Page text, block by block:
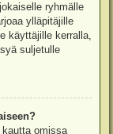
ryhmälle
ylläpitäjille
käyttäjille kerralla,
suljetulle
kautta omissa